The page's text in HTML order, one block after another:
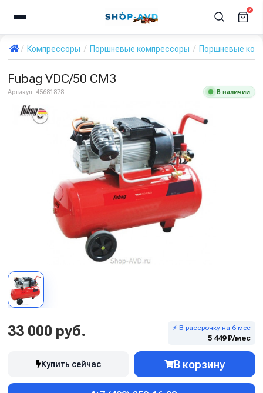
2
Компрессоры Поршневые компрессоры Поршневые
Fubag VDC/50 CM3
Артикул: 45681878 В наличии
33 000 руб. ⚡ В рассрочку на 6 мес
5 449 ₽/мес
Купить сейчас В корзину